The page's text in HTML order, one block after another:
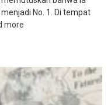
No. 1. Di tempat
more